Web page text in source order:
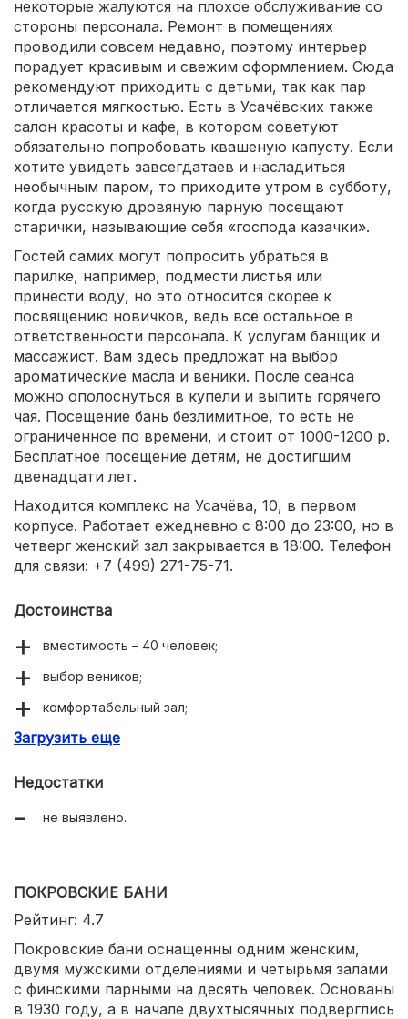
некоторые жалуются на плохое обслуживание со
стороны персонала. Ремонт в помещениях
проводили совсем недавно, поэтому интерьер
порадует красивым и свежим оформлением. Сюда
рекомендуют приходить с детьми, так как пар
отличается мягкостью. Есть в Усачёвских также
салон красоты и кафе, в котором советуют
обязательно попробовать квашеную капусту. Если
хотите увидеть завсегдатаев и насладиться
необычным паром, то приходите утром в субботу,
когда русскую дровяную парную посещают
старички, называющие себя «господа казачки».
Гостей самих могут попросить убраться в
парилке, например, подмести листья или
принести воду, но это относится скорее к
посвящению новичков, ведь всё остальное в
ответственности персонала. К услугам банщик и
массажист. Вам здесь предложат на выбор
ароматические масла и веники. После сеанса
можно ополоснуться в купели и выпить горячего
чая. Посещение бань безлимитное, то есть не
ограниченное по времени, и стоит от 1000-1200 р.
Бесплатное посещение детям, не достигшим
двенадцати лет.
Находится комплекс на Усачёва, 10, в первом
корпусе. Работает ежедневно с 8:00 до 23:00, но в
четверг женский зал закрывается в 18:00. Телефон
для связи: +7 (499) 271-75-71.
Достоинства
вместимость – 40 человек;
выбор веников;
комфортабельный зал;
хорошая печь;
карт.
Загрузить еще
Недостатки
не выявлено.
ПОКРОВСКИЕ БАНИ
Рейтинг: 4.7
Покровские бани оснащенны одним женским,
двумя мужскими отделениями и четырьмя залами
с финскими парными на десять человек. Основаны
в 1930 году, а в начале двухтысячных подверглись